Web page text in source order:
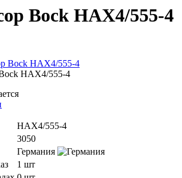
Bock HAX4/555-4
HAX4/555-4
HAX4/555-4
3050
Германия
1 шт